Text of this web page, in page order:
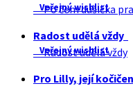
Veřejný wishlist
Po čem dušička
Radost udělá vždy
Veřejný wishlist
Radost udělá vždy
Pro Lilly, její